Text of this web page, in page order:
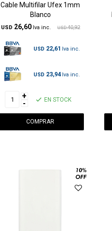
Cable Multifilar Ufex 1mm
Blanco
USD 26,60 USD 40,92
USD 22,61
USD 23,94
+
- EN STOCK